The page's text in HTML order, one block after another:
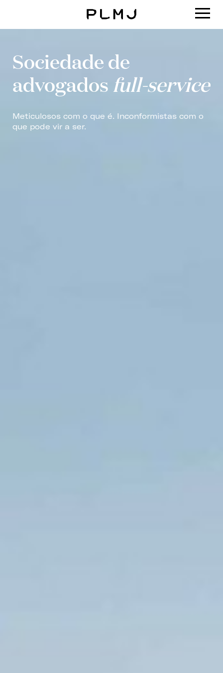
Sociedade de
advogados full-service
Meticulosos com o que é. Inconformistas com o
que pode vir a ser.